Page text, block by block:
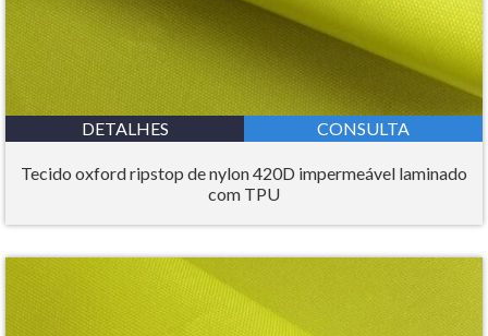
DETALHES CONSULTA
Tecido oxford ripstop de nylon 420D impermeável laminado
com TPU